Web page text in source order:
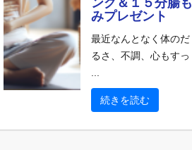
ング＆１５分腸も
みプレゼント
最近なんとなく体のだ
るさ、不調、心もすっ
...
続きを読む